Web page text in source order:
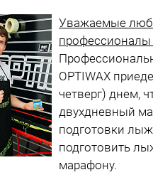
Уважаемые
OPTIWAX
четверг) днем,
двухдневный
подготовки
подготовить
марафону.